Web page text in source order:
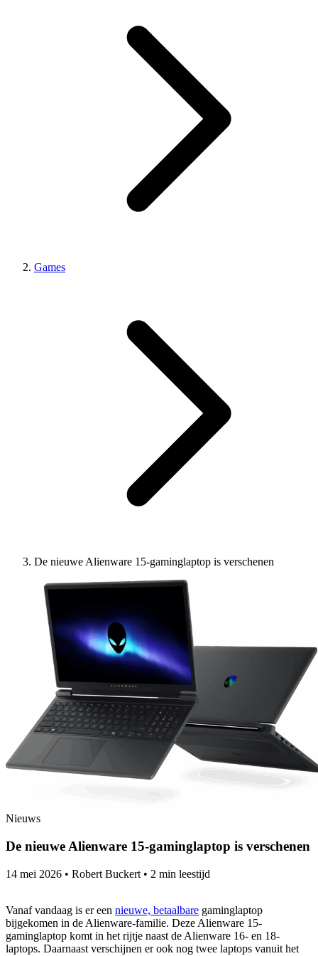
Games
De nieuwe Alienware 15-gaminglaptop is verschenen
Nieuws
De nieuwe Alienware 15-gaminglaptop is verschenen
14 mei 2026 • Robert Buckert • 2 min leestijd
Vanaf vandaag is er een nieuwe, betaalbare gaminglaptop
bijgekomen in de Alienware-familie. Deze Alienware 15-
gaminglaptop komt in het rijtje naast de Alienware 16- en 18-
laptops. Daarnaast verschijnen er ook nog twee laptops vanuit het